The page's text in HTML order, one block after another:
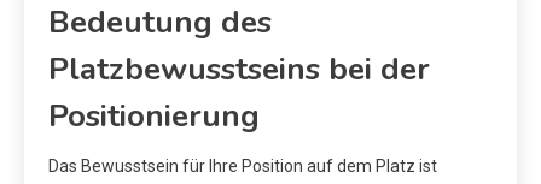
Bedeutung des
Platzbewusstseins bei der
Positionierung
Das Bewusstsein für Ihre Position auf dem Platz ist